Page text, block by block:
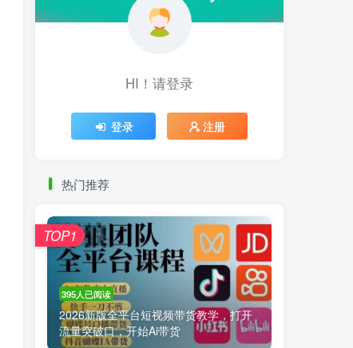
HI！请登录
登录 注册
热门推荐
395人已阅读
2026新版全平台短视频带货教学，打开
流量突破口，开始Ai带货
TOP1
HI！请登录
登录 注册
热门推荐
395人已阅读
2026新版全平台短视频带货教学，打开
流量突破口，开始Ai带货
TOP1